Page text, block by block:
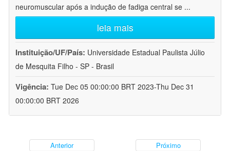
neuromuscular após a indução de fadiga central se ...
leia mais
Instituição/UF/País: Universidade Estadual Paulista Júlio
de Mesquita Filho - SP - Brasil
Vigência: Tue Dec 05 00:00:00 BRT 2023-Thu Dec 31
00:00:00 BRT 2026
Anterior Próximo